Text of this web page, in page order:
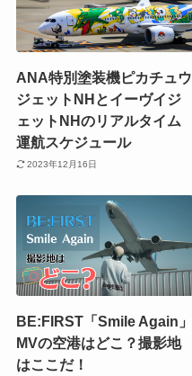
ANA特別塗装機ピカチュウ
ジェットNHとイーヴイジ
ェットNHのリアルタイム
運航スケジュール
2023年12月16日
BE:FIRST「Smile Again」
MVの空港はどこ？撮影地
はここだ！